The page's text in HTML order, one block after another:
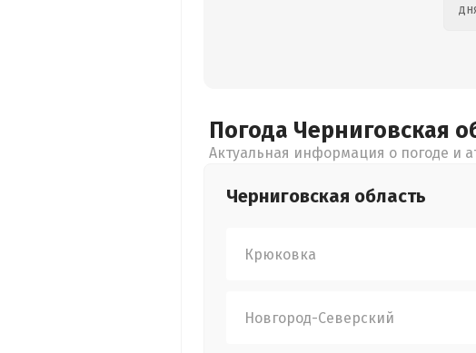
Погода Черниговская
Актуальная информация о погоде и
Черниговская область
Крюковка
Новгород-Северский